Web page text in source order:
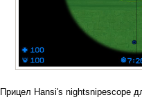
Прицел Hansi's nightsnipescope